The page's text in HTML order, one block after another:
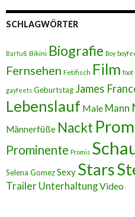
SCHLAGWÖRTER
Barfuß Bikini Biografie Boy
Fernsehen Fetifisch Film foot
gayfeets Geburtstag James
Lebenslauf Male Mann
Männerfüße Nackt
Prominente Promis
Selena GomezSexy Stars
Trailer UnterhaltungVideo